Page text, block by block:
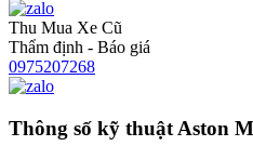
Thu Mua Xe Cũ
Thẩm định - Báo giá
0975207268
Thông số kỹ thuật Aston